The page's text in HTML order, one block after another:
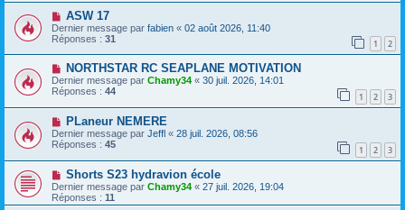
ASW 17
Dernier message par fabien « 02 août 2026, 11:40
Réponses : 31 1 2
NORTHSTAR RC SEAPLANE MOTIVATION
Dernier message par Chamy34 « 30 juil. 2026, 14:01
Réponses : 44 1 2 3
PLaneur NEMERE
Dernier message par Jeffl « 28 juil. 2026, 08:56
Réponses : 45 1 2 3
Shorts S23 hydravion école
Dernier message par Chamy34 « 27 juil. 2026, 19:04
Réponses : 11